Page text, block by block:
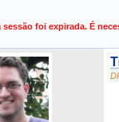
sessão foi expirada. É